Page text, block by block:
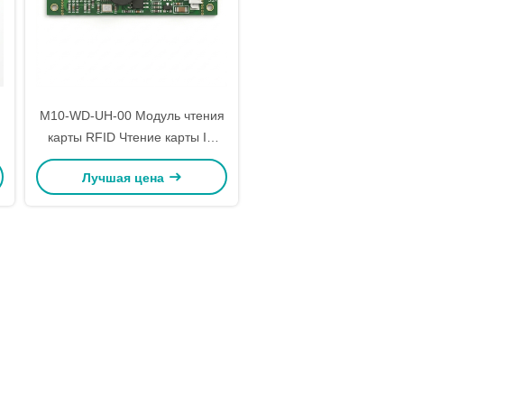
M10-WD-UH-00 Модуль чтения
карты RFID Чтение карты IC
13.56MHz Высокочастотный
чтение карты M1 Fudan F08
Лучшая цена